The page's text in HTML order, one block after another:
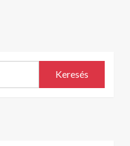
Keresés